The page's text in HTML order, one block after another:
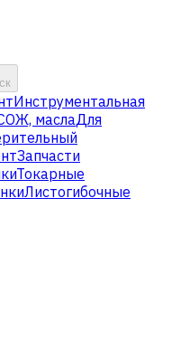
Инструментальная
маслаДля
Запчасти
Токарные
Листогибочные